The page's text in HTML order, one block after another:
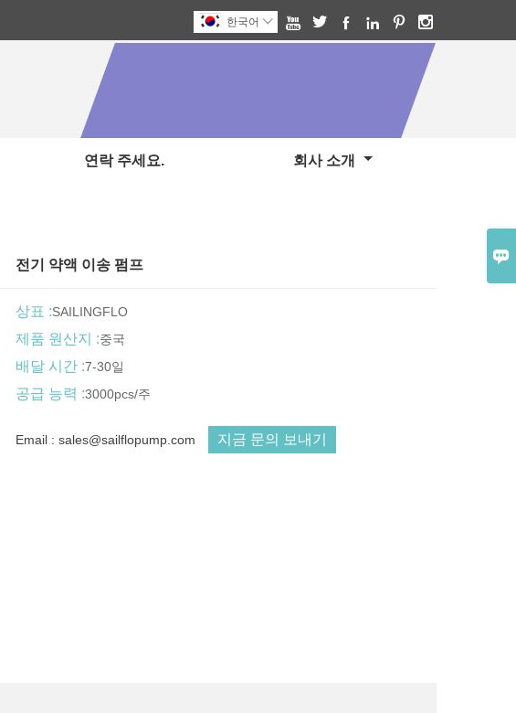

     
한국어 
연락 주세요. 회사 소개
전기 약액 이송 펌프
상표 :SAILINGFLO
제품 원산지 :중국
배달 시간 :7-30일
공급 능력 :3000pcs/주
Email : sales@sailflopump.com 지금 문의 보내기